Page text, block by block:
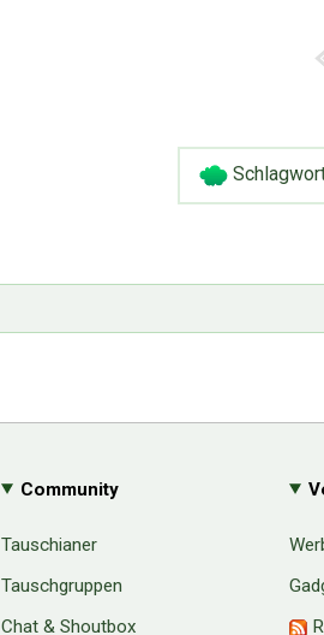
Community
Tauschianer
Tauschgruppen
Chat & Shoutbox